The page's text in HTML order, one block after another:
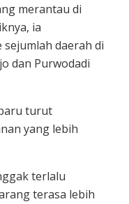
merantau di
ia
daerah di
dan Purwodadi
turut
yang lebih
terlalu
terasa lebih